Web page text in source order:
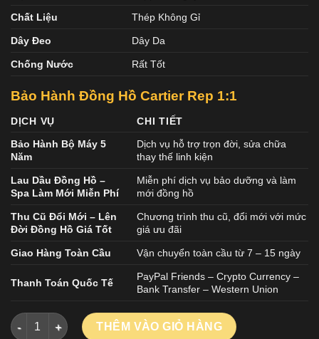
Chất Liệu Thép Không Gỉ
Dây Đeo Dây Da
Chống Nước Rất Tốt
Bảo Hành Đồng Hồ Cartier Rep 1:1
DỊCH VỤ
CHI TIẾT
Bảo Hành Bộ Máy 5
Năm
Dịch vụ hỗ trợ trọn đời, sửa chữa
thay thế linh kiện
Lau Dầu Đồng Hồ –
Spa Làm Mới Miễn Phí
Miễn phí dịch vụ bảo dưỡng và làm
mới đồng hồ
Thu Cũ Đổi Mới – Lên
Đời Đồng Hồ Giá Tốt
Chương trình thu cũ, đổi mới với mức
giá ưu đãi
Giao Hàng Toàn Cầu Vận chuyển toàn cầu từ 7 – 15 ngày
Thanh Toán Quốc Tế
PayPal Friends – Crypto Currency –
Bank Transfer – Western Union
ĐỒNG HỒ CARTIER BALLON BLEU REP 11 MẶT SỐ MÀU
THÊM VÀO GIỎ HÀNG